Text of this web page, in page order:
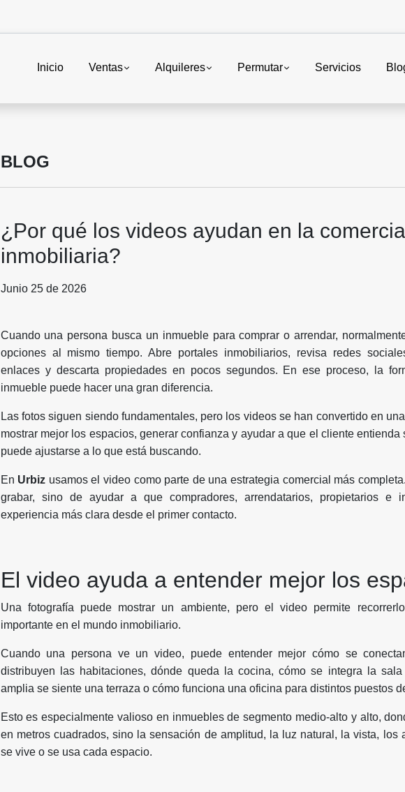
Inicio Ventas Alquileres Permutar Servicios
BLOG
¿Por qué los videos ayudan en la
inmobiliaria?
Junio 25 de 2026
Cuando una persona busca un inmueble para comprar o arrendar,
opciones al mismo tiempo. Abre portales inmobiliarios, revisa redes
enlaces y descarta propiedades en pocos segundos. En ese proceso, la
inmueble puede hacer una gran diferencia.
Las fotos siguen siendo fundamentales, pero los videos se han convertido en
mostrar mejor los espacios, generar confianza y ayudar a que el cliente
puede ajustarse a lo que está buscando.
En Urbiz usamos el video como parte de una estrategia comercial más
grabar, sino de ayudar a que compradores, arrendatarios, propietarios e
experiencia más clara desde el primer contacto.
El video ayuda a entender mejor los
Una fotografía puede mostrar un ambiente, pero el video permite
importante en el mundo inmobiliario.
Cuando una persona ve un video, puede entender mejor cómo se
distribuyen las habitaciones, dónde queda la cocina, cómo se integra la
amplia se siente una terraza o cómo funciona una oficina para distintos puestos
Esto es especialmente valioso en inmuebles de segmento medio-alto y alto,
en metros cuadrados, sino la sensación de amplitud, la luz natural, la vista, los
se vive o se usa cada espacio.